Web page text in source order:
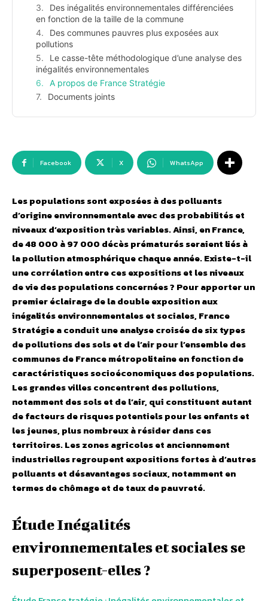
Des inégalités environnementales différenciées
en fonction de la taille de la commune
Des communes pauvres plus exposées aux
pollutions
Le casse-tête méthodologique d’une analyse des
inégalités environnementales
A propos de France Stratégie
Documents joints
Facebook X WhatsApp
Les populations sont exposées à des polluants
d’origine environnementale avec des probabilités et
niveaux d’exposition très variables. Ainsi, en France,
de 48 000 à 97 000 décès prématurés seraient liés à
la pollution atmosphérique chaque année. Existe-t-il
une corrélation entre ces expositions et les niveaux
de vie des populations concernées ? Pour apporter un
premier éclairage de la double exposition aux
inégalités environnementales et sociales, France
Stratégie a conduit une analyse croisée de six types
de pollutions des sols et de l’air pour l’ensemble des
communes de France métropolitaine en fonction de
caractéristiques socioéconomiques des populations.
Les grandes villes concentrent des pollutions,
notamment des sols et de l’air, qui constituent autant
de facteurs de risques potentiels pour les enfants et
les jeunes, plus nombreux à résider dans ces
territoires. Les zones agricoles et anciennement
industrielles regroupent expositions fortes à d’autres
polluants et désavantages sociaux, notamment en
termes de chômage et de taux de pauvreté.
Étude Inégalités
environnementales et sociales se
superposent-elles ?